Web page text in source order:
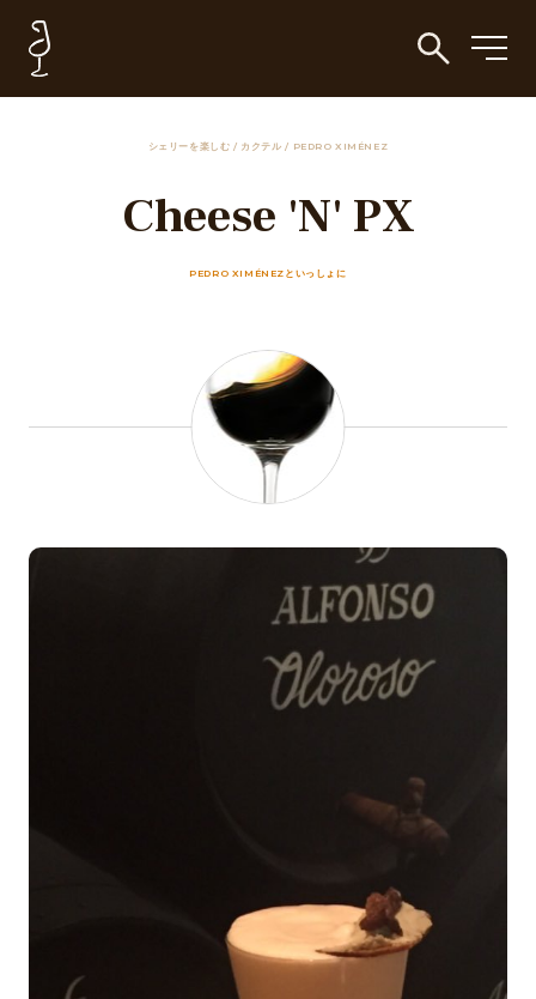
シェリーを楽しむ/ カクテル/ PEDRO XIMÉNEZ
Cheese 'N' PX
PEDRO XIMÉNEZといっしょに